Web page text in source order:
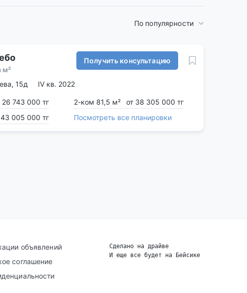
По популярности
м²
Получить консультацию
15д IV кв. 2022
26 743 000 тг 2-ком 81,5 м²
от 38 305 000 тг
43 005 000 тг Посмотреть все планировки
объявлений
соглашение
Сделано на драйве
И еще все будет на Бейсике